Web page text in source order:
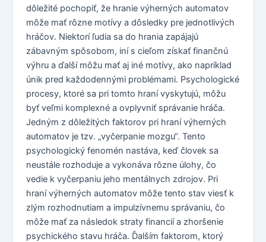
dôležité pochopiť, že hranie výherných automatov
môže mať rôzne motívy a dôsledky pre jednotlivých
hráčov. Niektorí ľudia sa do hrania zapájajú
zábavným spôsobom, iní s cieľom získať finančnú
výhru a ďalší môžu mať aj iné motívy, ako napríklad
únik pred každodennými problémami. Psychologické
procesy, ktoré sa pri tomto hraní vyskytujú, môžu
byť veľmi komplexné a ovplyvniť správanie hráča.
Jedným z dôležitých faktorov pri hraní výherných
automatov je tzv. „vyčerpanie mozgu“. Tento
psychologický fenomén nastáva, keď človek sa
neustále rozhoduje a vykonáva rôzne úlohy, čo
vedie k vyčerpaniu jeho mentálnych zdrojov. Pri
hraní výherných automatov môže tento stav viesť k
zlým rozhodnutiam a impulzívnemu správaniu, čo
môže mať za následok straty financií a zhoršenie
psychického stavu hráča. Ďalším faktorom, ktorý